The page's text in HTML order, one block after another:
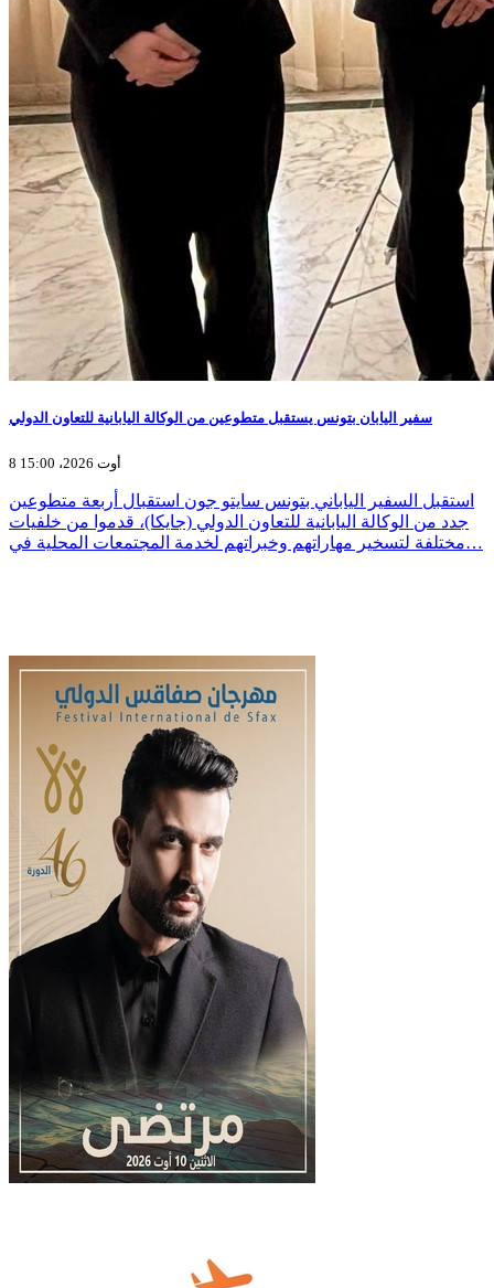
سفير اليابان بتونس يستقبل متطوعين من الوكالة اليابانية للتعاون الدولي
8 أوت 2026، 15:00
استقبل السفير الياباني بتونس سايتو جون استقبال أربعة متطوعين
جدد من الوكالة اليابانية للتعاون الدولي (جايكا)، قدموا من خلفيات
مختلفة لتسخير مهاراتهم وخبراتهم لخدمة المجتمعات المحلية في…